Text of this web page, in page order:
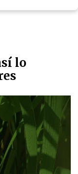
lo